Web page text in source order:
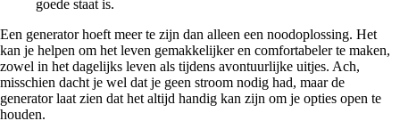
goede staat is.
Een generator hoeft meer te zijn dan alleen een noodoplossing. Het
kan je helpen om het leven gemakkelijker en comfortabeler te maken,
zowel in het dagelijks leven als tijdens avontuurlijke uitjes. Ach,
misschien dacht je wel dat je geen stroom nodig had, maar de
generator laat zien dat het altijd handig kan zijn om je opties open te
houden.